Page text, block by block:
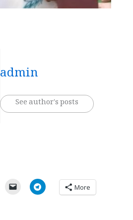
admin
See author's posts
More